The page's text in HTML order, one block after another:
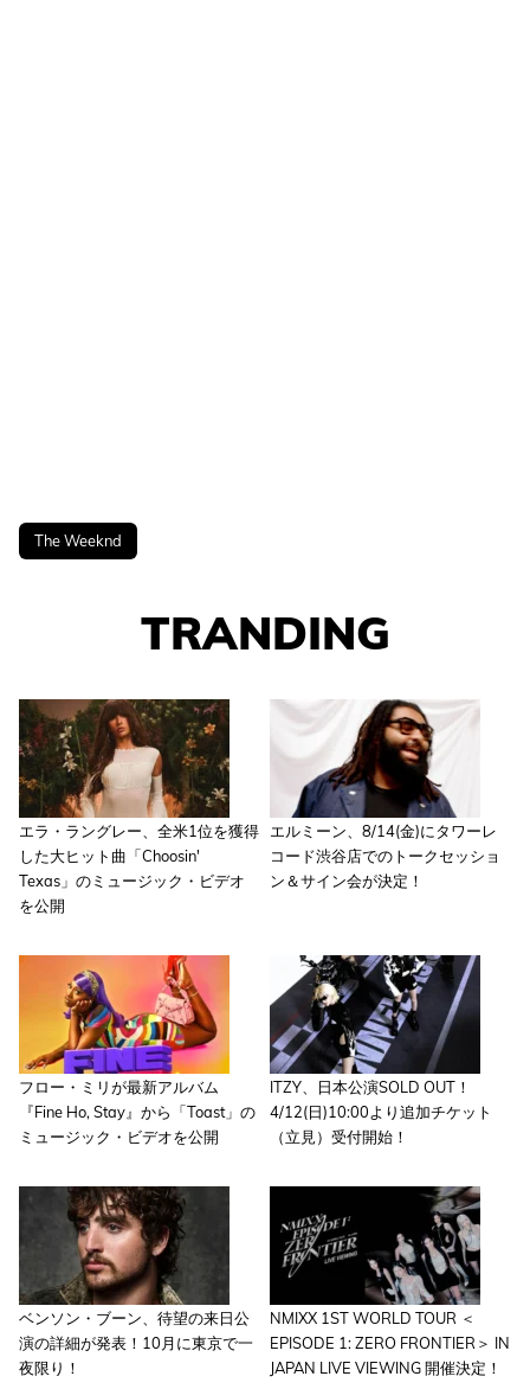
The Weeknd
TRANDING
エラ・ラングレー、全米1位を獲得
した大ヒット曲「Choosin'
Texas」のミュージック・ビデオ
を公開
エルミーン、8/14(金)にタワーレ
コード渋谷店でのトークセッショ
ン＆サイン会が決定！
フロー・ミリが最新アルバム
『Fine Ho, Stay』から「Toast」の
ミュージック・ビデオを公開
ITZY、日本公演SOLD OUT！
4/12(日)10:00より追加チケット
（立見）受付開始！
ベンソン・ブーン、待望の来日公
演の詳細が発表！10月に東京で一
夜限り！
NMIXX 1ST WORLD TOUR ＜
EPISODE 1: ZERO FRONTIER＞ IN
JAPAN LIVE VIEWING 開催決定！